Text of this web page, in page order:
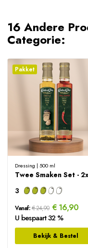
16 Andere
Categorie:
Pakket
Dressing | 500 ml
3
Vanaf: € 24,90 € 16,90
U bespaart 32 %
Bekijk & Bestel